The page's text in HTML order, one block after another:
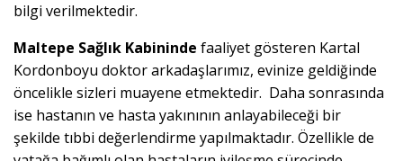
bilgi verilmektedir.
Maltepe Sağlık Kabininde faaliyet gösteren Kartal
Kordonboyu doktor arkadaşlarımız, evinize geldiğinde
öncelikle sizleri muayene etmektedir. Daha sonrasında
ise hastanın ve hasta yakınının anlayabileceği bir
şekilde tıbbi değerlendirme yapılmaktadır. Özellikle de